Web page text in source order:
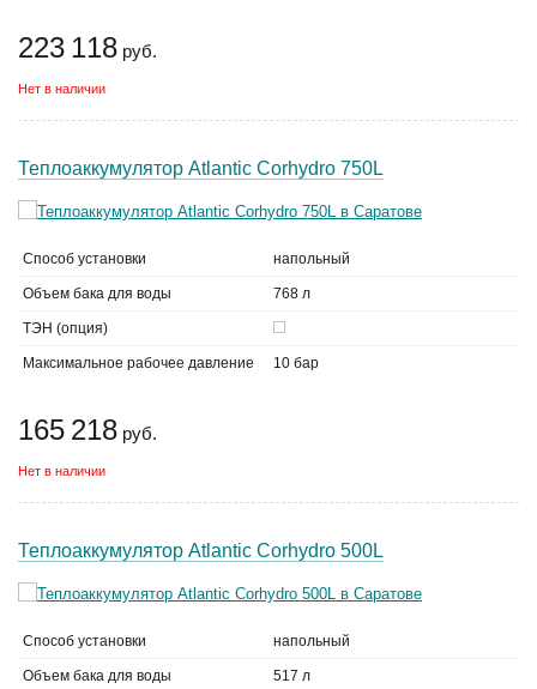
223 118 руб.
Нет в наличии
Теплоаккумулятор Atlantic Corhydro 750L
Способ установки напольный
Объем бака для воды 768 л
ТЭН (опция)
Максимальное рабочее давление 10 бар
165 218 руб.
Нет в наличии
Теплоаккумулятор Atlantic Corhydro 500L
Способ установки напольный
Объем бака для воды 517 л